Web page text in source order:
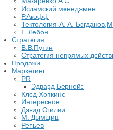
Исламский менеджмент
Р.Акофф
Тектология-А. А.
​Г. Лебон
Стратегия
В.В.Путин
​Стратегия непрямых
Продажи
Маркетинг
PR
Эдвард Бернейс
Клод Хопкинс
Интересное
Дэвид Огилви
М. Дымщиц
Репьев